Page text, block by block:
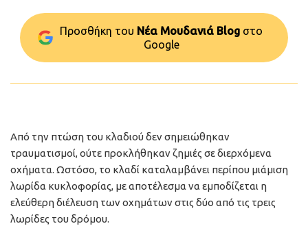
Προσθήκη του Νέα Μουδανιά Blog στo
Google
Από την πτώση του κλαδιού δεν σημειώθηκαν
τραυματισμοί, ούτε προκλήθηκαν ζημιές σε διερχόμενα
οχήματα. Ωστόσο, το κλαδί καταλαμβάνει περίπου μιάμιση
λωρίδα κυκλοφορίας, με αποτέλεσμα να εμποδίζεται η
ελεύθερη διέλευση των οχημάτων στις δύο από τις τρεις
λωρίδες του δρόμου.